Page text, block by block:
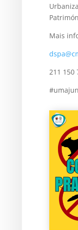
Mais
211 150